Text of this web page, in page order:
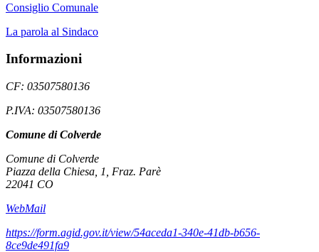
Consiglio Comunale
La parola al Sindaco
Informazioni
CF: 03507580136
P.IVA: 03507580136
Comune di Colverde
Comune di Colverde
Piazza della Chiesa, 1, Fraz. Parè
22041 CO
WebMail
https://form.agid.gov.it/view/54aceda1-340e-41db-b656-
8ce9de491fa9